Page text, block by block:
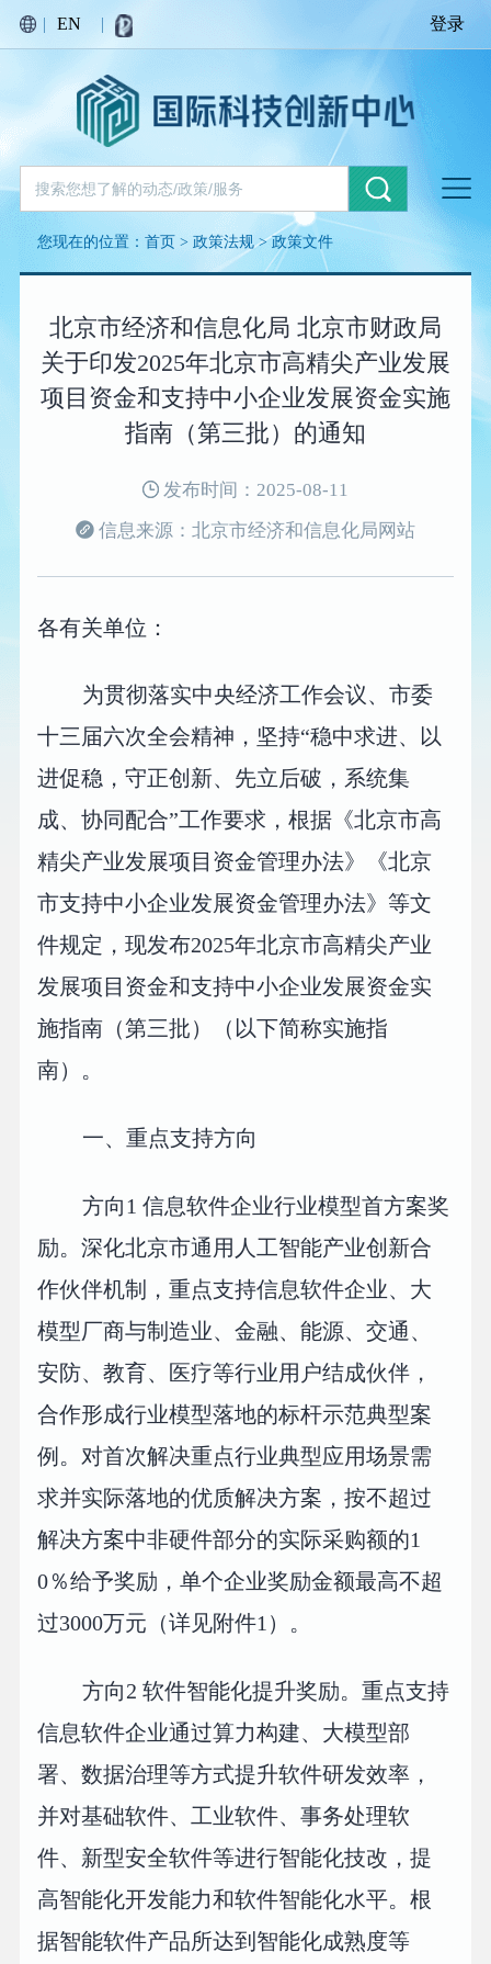
| EN | 登录
您现在的位置：首页 >政策法规>政策文件
北京市经济和信息化局 北京市财政局
关于印发2025年北京市高精尖产业发展
项目资金和支持中小企业发展资金实施
指南（第三批）的通知
发布时间：2025-08-11
信息来源：北京市经济和信息化局网站
各有关单位：
为贯彻落实中央经济工作会议、市委
十三届六次全会精神，坚持“稳中求进、以
进促稳，守正创新、先立后破，系统集
成、协同配合”工作要求，根据《北京市高
精尖产业发展项目资金管理办法》《北京
市支持中小企业发展资金管理办法》等文
件规定，现发布2025年北京市高精尖产业
发展项目资金和支持中小企业发展资金实
施指南（第三批）（以下简称实施指
南）。
一、重点支持方向
方向1 信息软件企业行业模型首方案奖
励。深化北京市通用人工智能产业创新合
作伙伴机制，重点支持信息软件企业、大
模型厂商与制造业、金融、能源、交通、
安防、教育、医疗等行业用户结成伙伴，
合作形成行业模型落地的标杆示范典型案
例。对首次解决重点行业典型应用场景需
求并实际落地的优质解决方案，按不超过
解决方案中非硬件部分的实际采购额的1
0％给予奖励，单个企业奖励金额最高不超
过3000万元（详见附件1）。
方向2 软件智能化提升奖励。重点支持
信息软件企业通过算力构建、大模型部
署、数据治理等方式提升软件研发效率，
并对基础软件、工业软件、事务处理软
件、新型安全软件等进行智能化技改，提
高智能化开发能力和软件智能化水平。根
据智能软件产品所达到智能化成熟度等